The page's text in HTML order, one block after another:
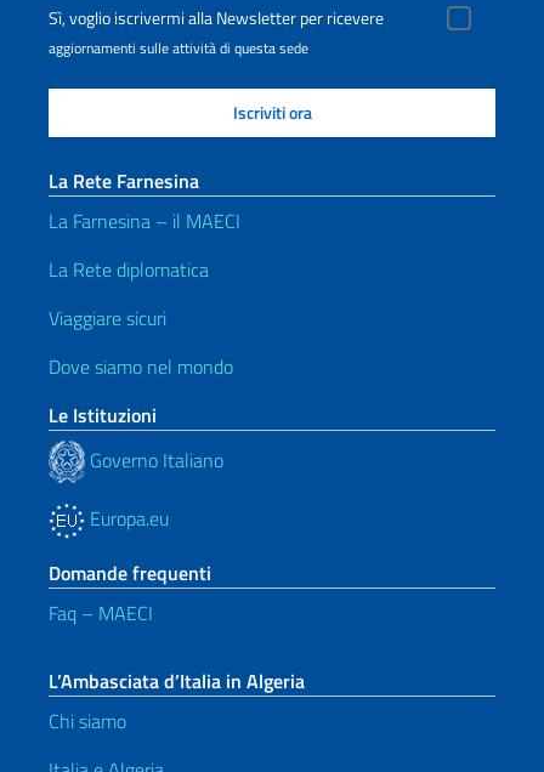
Sì, voglio iscrivermi alla Newsletter per ricevere
aggiornamenti sulle attività di questa sede
La Rete Farnesina
La Farnesina – il MAECI
La Rete diplomatica
Viaggiare sicuri
Dove siamo nel mondo
Le Istituzioni
Governo Italiano
Europa.eu
Domande frequenti
Faq – MAECI
L’Ambasciata d’Italia in Algeria
Chi siamo